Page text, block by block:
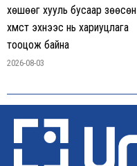
хөшөөг хууль бусаар зөөсөн
хүмүүст эхнээс нь хариуцлага
тооцож байна
2026-08-03